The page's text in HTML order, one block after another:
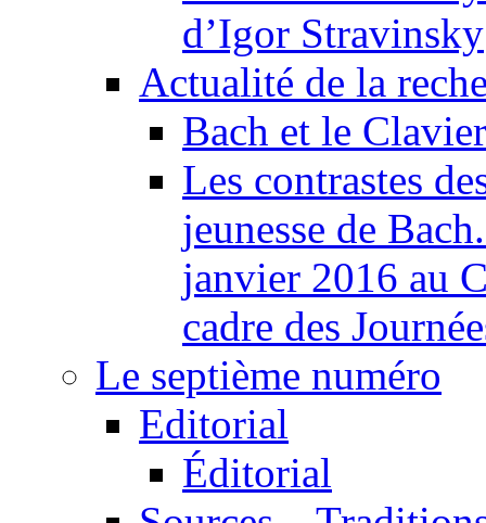
d’Igor Stravinsky
Actualité de la
Bach et le
Les contrastes
jeunesse de
janvier 2016 au
cadre des
Le septième numéro
Editorial
Éditorial